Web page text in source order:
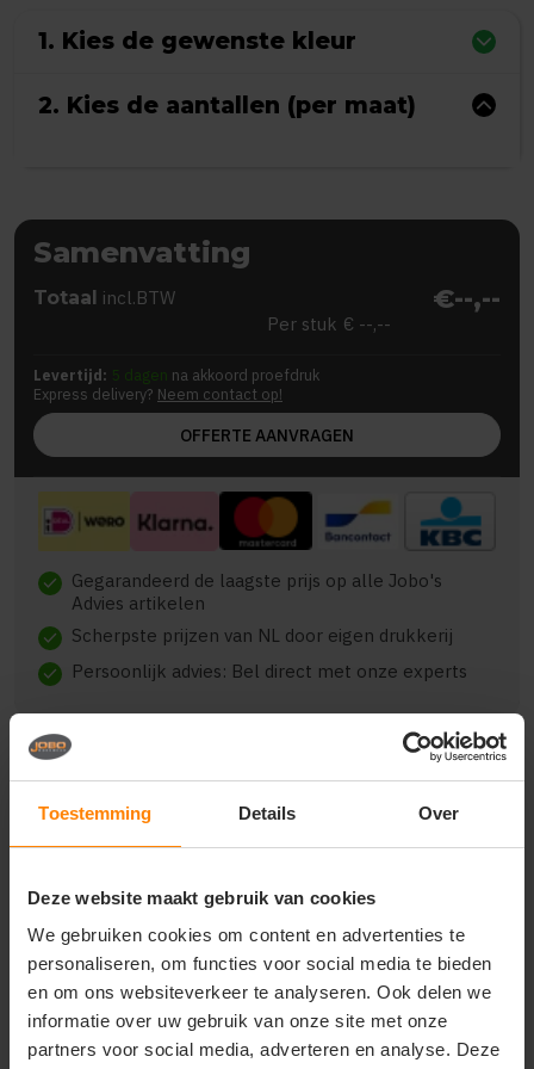
Toestemming Details Over
Deze website maakt gebruik van cookies
We gebruiken cookies om content en advertenties te
personaliseren, om functies voor social media te bieden
en om ons websiteverkeer te analyseren. Ook delen we
informatie over uw gebruik van onze site met onze
partners voor social media, adverteren en analyse. Deze
1. Kies de gewenste kleur
2. Kies de aantallen (per maat)
Samenvatting
Totaal incl.BTW €--,--
Per stuk € --,--
Levertijd: 5 dagen na akkoord proefdruk
Express delivery? Neem contact op!
OFFERTE AANVRAGEN
check Gegarandeerd de laagste prijs op alle Jobo's
Advies artikelen
check Scherpste prijzen van NL door eigen drukkerij
check Persoonlijk advies: Bel direct met onze experts
Beschrijving Reviews (0)
lgf-420 minimax opvouwbare paraplu, windproof,
automatisch open en close systeem, 3 delig, zwart
metalen stock en zwart glasfiber frame, zwart
kunststof handvat, met een opening aan de
onderkant om uw eigen doming toe te voegen en
met een foedraal.